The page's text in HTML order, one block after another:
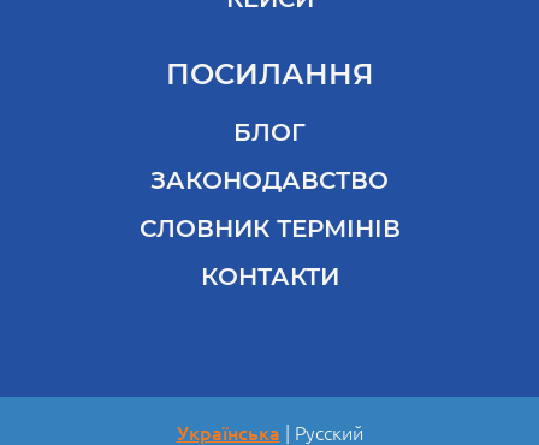
ПОСИЛАННЯ
БЛОГ
ЗАКОНОДАВСТВО
СЛОВНИК ТЕРМІНІВ
КОНТАКТИ
Українська Русский